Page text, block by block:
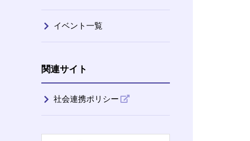
イベント一覧
関連サイト
社会連携ポリシー